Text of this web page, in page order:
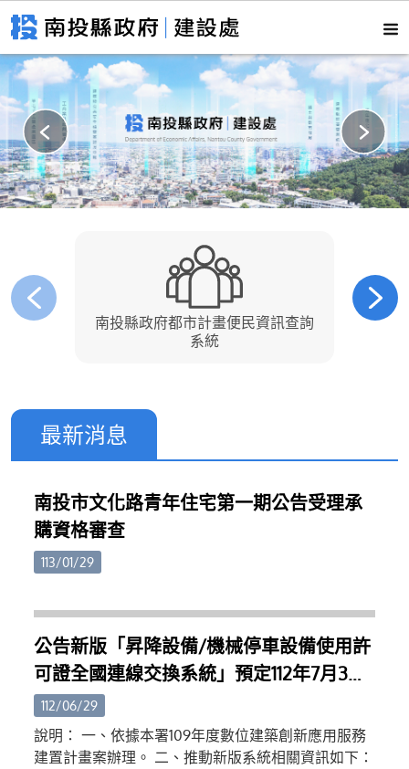
南投縣政府都市計畫便民資訊查詢
系統
南
最新消息
南投市文化路青年住宅第一期公告受理承
購資格審查
113/01/29
公告新版「昇降設備/機械停車設備使用許
可證全國連線交換系統」預定112年7月3日
推動新舊版本系統雙軌運行使用、同年9月
1日正式轉換為單一新版系統運行
112/06/29
說明： 一、依據本署109年度數位建築創新應用服務
建置計畫案辦理。 二、推動新版系統相關資訊如下：